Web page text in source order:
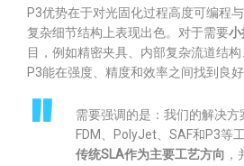
P3优势在于对光固化过程高度可编程
复杂细节结构上表现出色。对于需要小
目，例如精密夹具、内部复杂流道结构
P3能在强度、精度和效率之间找到良好
需要强调的是：我们的解决方
FDM、PolyJet、SAF和P3等
传统SLA作为主要工艺方向